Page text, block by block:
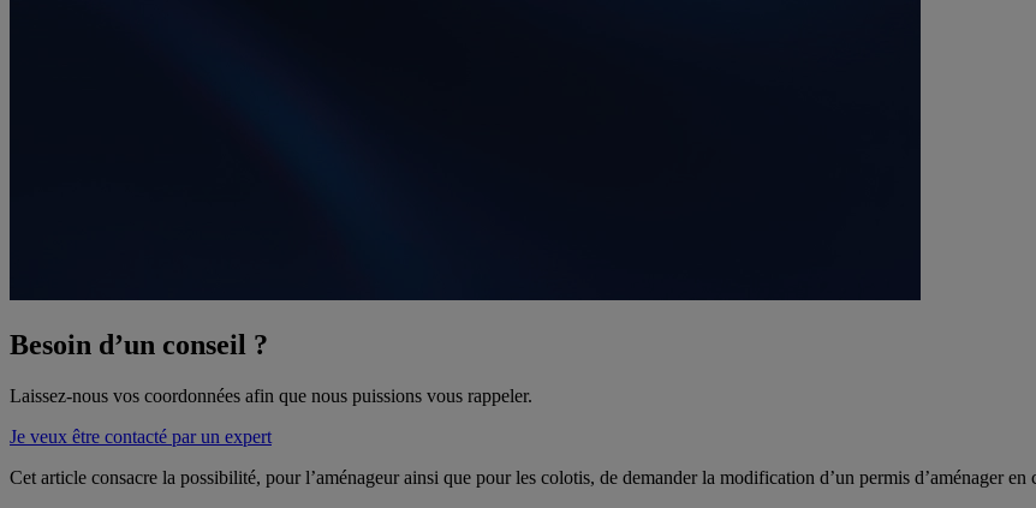
Besoin d’un conseil ?
Laissez-nous vos coordonnées afin que nous puissions vous rappeler.
Je veux être contacté par un expert
Cet article consacre la possibilité, pour l’aménageur ainsi que pour les colotis, de demander la modification d’un permis d’aménager